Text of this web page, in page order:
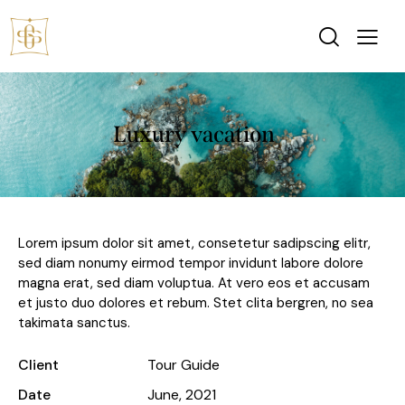
Luxury vacation
Lorem ipsum dolor sit amet, consetetur sadipscing elitr,
sed diam nonumy eirmod tempor invidunt labore dolore
magna erat, sed diam voluptua. At vero eos et accusam
et justo duo dolores et rebum. Stet clita bergren, no sea
takimata sanctus.
Client
Tour Guide
Date
June, 2021